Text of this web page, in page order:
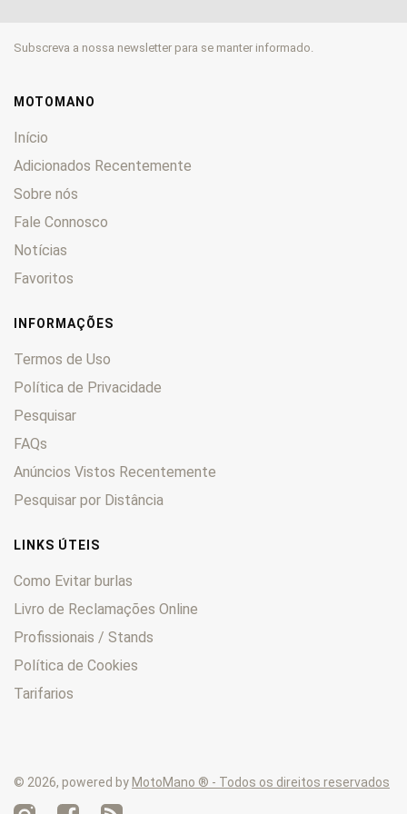
301 Legend 0
400 GPR
50 XRS 0
530 TT
Subscreva a nossa newsletter para se manter informado.
MOTOMANO
Início
Adicionados Recentemente
Sobre nós
Fale Connosco
Notícias
Favoritos
INFORMAÇÕES
Termos de Uso
Política de Privacidade
Pesquisar
FAQs
Anúncios Vistos Recentemente
Pesquisar por Distância
LINKS ÚTEIS
Como Evitar burlas
Livro de Reclamações Online
Profissionais / Stands
Política de Cookies
Tarifarios
© 2026, powered by MotoMano ® - Todos os direitos reservados